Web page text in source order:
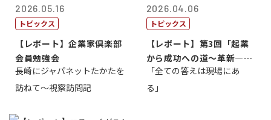
2026.05.16
トピックス
【レポート】企業家倶楽部
会員勉強会
長崎にジャパネットたかたを
訪ねて～視察訪問記
2026.04.06
トピックス
【レポート】第3回「起業
から成功への道～革新―挑
戦の先にある...
「全ての答えは現場にあ
る」